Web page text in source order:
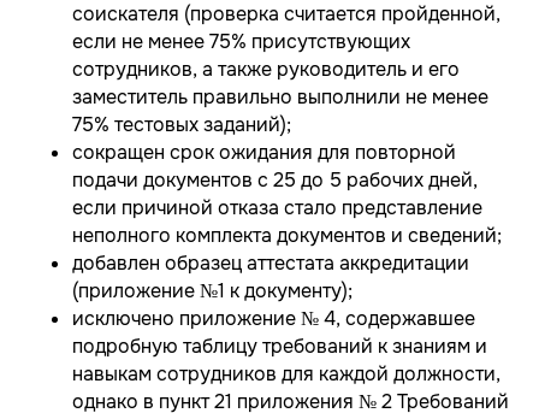
соискателя (проверка считается пройденной,
если не менее 75% присутствующих
сотрудников, а также руководитель и его
заместитель правильно выполнили не менее
75% тестовых заданий);
сокращен срок ожидания для повторной
подачи документов с 25 до 5 рабочих дней,
если причиной отказа стало представление
неполного комплекта документов и сведений;
добавлен образец аттестата аккредитации
(приложение №1 к документу);
исключено приложение № 4, содержавшее
подробную таблицу требований к знаниям и
навыкам сотрудников для каждой должности,
однако в пункт 21 приложения № 2 Требований